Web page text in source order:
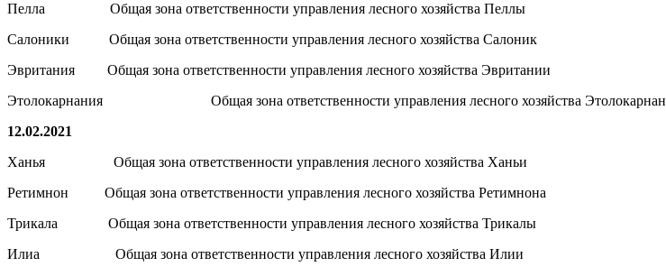
Пелла Общая зона ответственности управления лесного хозяйства Пеллы
Салоники Общая зона ответственности управления лесного хозяйства Салоник
Эвритания Общая зона ответственности управления лесного хозяйства Эвритании
Этолокарнания Общая зона ответственности управления лесного хозяйства
12.02.2021
Ханья Общая зона ответственности управления лесного хозяйства Ханьи
Ретимнон Общая зона ответственности управления лесного хозяйства Ретимнона
Трикала Общая зона ответственности управления лесного хозяйства Трикалы
Илиа Общая зона ответственности управления лесного хозяйства Илии